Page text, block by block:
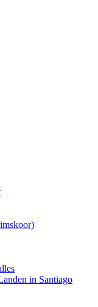
in Santiago